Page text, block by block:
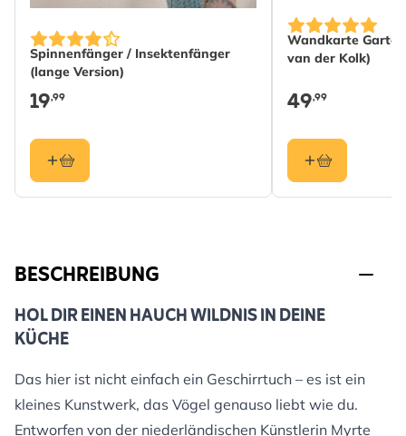
Spinnenfänger / Insektenfänger
(lange Version)
19,99
Wandkarte
van der Kolk)
49,99
BESCHREIBUNG
HOL DIR EINEN HAUCH WILDNIS IN DEINE
KÜCHE
Das hier ist nicht einfach ein Geschirrtuch – es ist ein
kleines Kunstwerk, das Vögel genauso liebt wie du.
Entworfen von der niederländischen Künstlerin Myrte